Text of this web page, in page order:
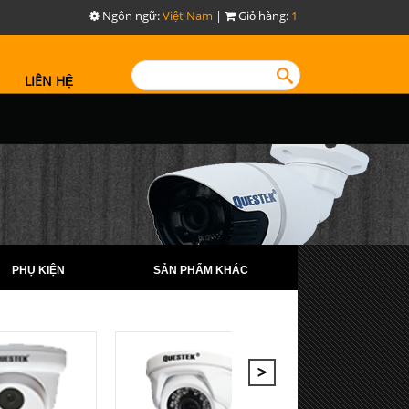
Ngôn ngữ:Việt Nam | Giỏ hàng: 1
LIÊN HỆ
PHỤ KIỆN SẢN PHẨM KHÁC